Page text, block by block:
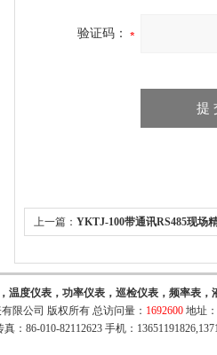
验证码：
上一篇： YKTJ-100带通讯RS485现场
温度仪表，功率仪表，巡检仪表，频率表
限公司 版权所有 总访问量： 1692600 地址
真：86-010-82112623 手机：